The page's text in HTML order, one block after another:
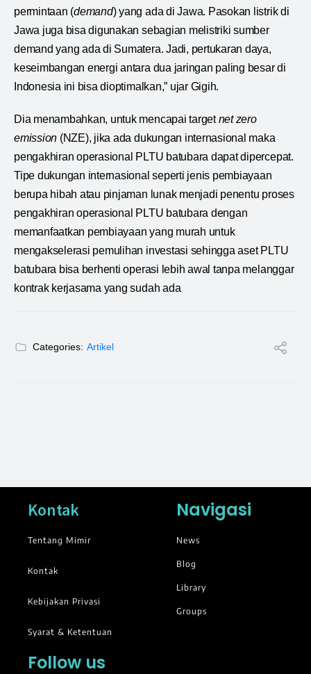
permintaan (demand) yang ada di Jawa. Pasokan listrik di
Jawa juga bisa digunakan sebagian melistriki sumber
demand yang ada di Sumatera. Jadi, pertukaran daya,
keseimbangan energi antara dua jaringan paling besar di
Indonesia ini bisa dioptimalkan,” ujar Gigih.
Dia menambahkan, untuk mencapai targetnet zero
emission (NZE), jika ada dukungan internasional maka
pengakhiran operasional PLTU batubara dapat dipercepat.
Tipe dukungan internasional seperti jenis pembiayaan
berupa hibah atau pinjaman lunak menjadi penentu proses
pengakhiran operasional PLTU batubara dengan
memanfaatkan pembiayaan yang murah untuk
mengakselerasi pemulihan investasi sehingga aset PLTU
batubara bisa berhenti operasi lebih awal tanpa melanggar
kontrak kerjasama yang sudah ada
Categories: Artikel
Kontak
Tentang Mimir
Kontak
Kebijakan Privasi
Syarat & Ketentuan
Navigasi
News
Blog
Library
Groups
Follow us